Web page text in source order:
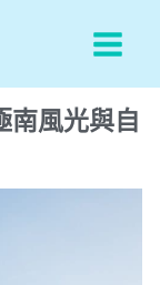
Main
南風光與自